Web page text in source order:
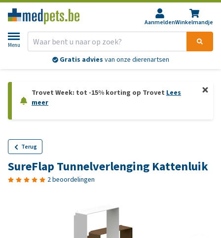
AanmeldenWinkelmandje
Menu
Gratis advies van onze dierenartsen
Trovet Week: tot -15% korting op Trovet Lees
meer
Terug
SureFlap Tunnelverlenging Kattenluik
2 beoordelingen